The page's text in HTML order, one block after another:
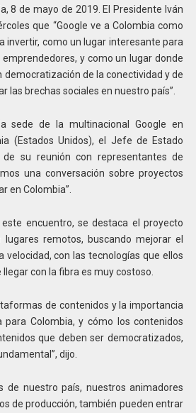
8 de mayo de 2019. El Presidente Iván
que “Google ve a Colombia como
invertir, como un lugar interesante para
y como un lugar donde
democratización de la conectividad y de
las brechas sociales en nuestro país”.
sede de la multinacional Google en
(Estados Unidos), el Jefe de Estado
su reunión con representantes de
una conversación sobre proyectos
en Colombia”.
encuentro, se destaca el proyecto
remotos, buscando mejorar el
velocidad, con las tecnologías que ellos
con la fibra es muy costoso.
de contenidos y la importancia
para Colombia, y cómo los contenidos
que deben ser democratizados,
dijo.
de nuestro país, nuestros animadores
de producción, también pueden entrar